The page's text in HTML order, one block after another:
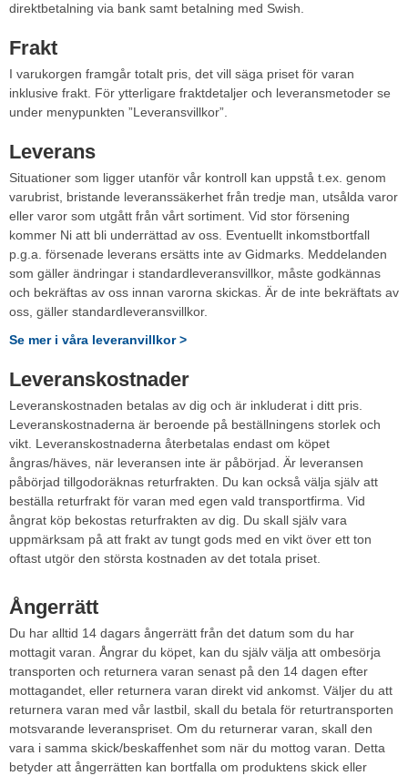
direktbetalning via bank samt betalning med Swish.
Frakt
I varukorgen framgår totalt pris, det vill säga priset för varan
inklusive frakt. För ytterligare fraktdetaljer och leveransmetoder se
under menypunkten ”Leveransvillkor”.
Leverans
Situationer som ligger utanför vår kontroll kan uppstå t.ex. genom
varubrist, bristande leveranssäkerhet från tredje man, utsålda varor
eller varor som utgått från vårt sortiment. Vid stor försening
kommer Ni att bli underrättad av oss. Eventuellt inkomstbortfall
p.g.a. försenade leverans ersätts inte av Gidmarks. Meddelanden
som gäller ändringar i standardleveransvillkor, måste godkännas
och bekräftas av oss innan varorna skickas. Är de inte bekräftats av
oss, gäller standardleveransvillkor.
Se mer i våra leveranvillkor >
Leveranskostnader
Leveranskostnaden betalas av dig och är inkluderat i ditt pris.
Leveranskostnaderna är beroende på beställningens storlek och
vikt. Leveranskostnaderna återbetalas endast om köpet
ångras/häves, när leveransen inte är påbörjad. Är leveransen
påbörjad tillgodoräknas returfrakten. Du kan också välja själv att
beställa returfrakt för varan med egen vald transportfirma. Vid
ångrat köp bekostas returfrakten av dig. Du skall själv vara
uppmärksam på att frakt av tungt gods med en vikt över ett ton
oftast utgör den största kostnaden av det totala priset.
Ångerrätt
Du har alltid 14 dagars ångerrätt från det datum som du har
mottagit varan. Ångrar du köpet, kan du själv välja att ombesörja
transporten och returnera varan senast på den 14 dagen efter
mottagandet, eller returnera varan direkt vid ankomst. Väljer du att
returnera varan med vår lastbil, skall du betala för returtransporten
motsvarande leveranspriset. Om du returnerar varan, skall den
vara i samma skick/beskaffenhet som när du mottog varan. Detta
betyder att ångerrätten kan bortfalla om produktens skick eller